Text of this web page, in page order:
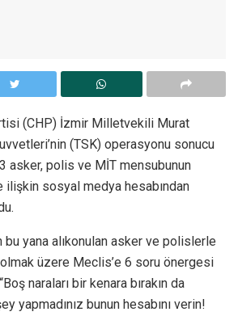
(CHP) İzmir Milletvekili Murat
(TSK) operasyonu sonucu
asker, polis ve MİT mensubunun
ilişkin sosyal medya hesabından
bu yana alıkonulan asker ve polislerle
üzere Meclis’e 6 soru önergesi
naraları bir kenara bırakın da
yapmadınız bunun hesabını verin!